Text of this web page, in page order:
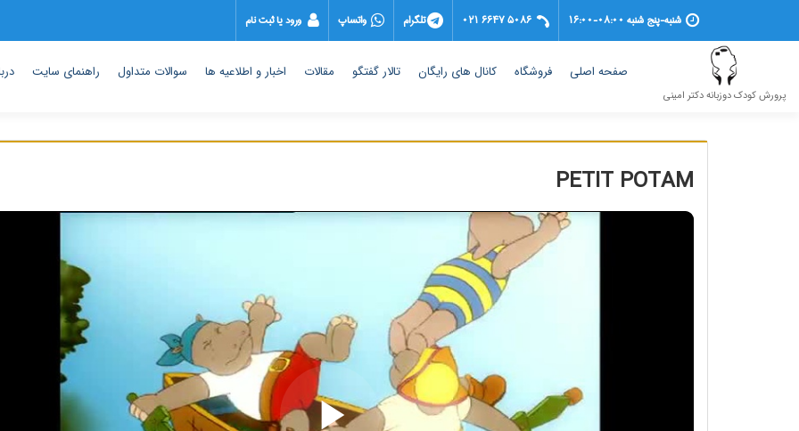
شنبه-پنج شنبه 08:00-16:00 021 6647 5086 تلگرام واتساپ ورود یا ثبت نام
پرورش کودک دوزبانه دکتر امینی
صفحه اصلی
(current) فروشگاه کانال های رایگان تالار گفتگو مقالات اخبار و اطلاعیه ها سوالات متداول راهنمای سایت
PETIT POTAM